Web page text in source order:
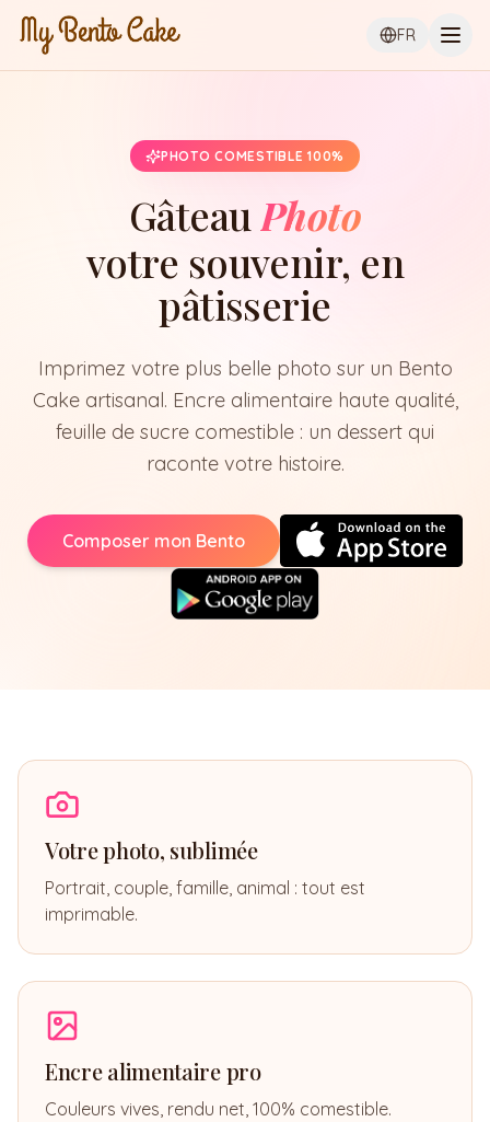
FR
PHOTO COMESTIBLE 100%
Gâteau Photo
votre souvenir, en
pâtisserie
Imprimez votre plus belle photo sur un Bento
Cake artisanal. Encre alimentaire haute qualité,
feuille de sucre comestible : un dessert qui
raconte votre histoire.
Composer mon Bento
Votre photo, sublimée
Portrait, couple, famille, animal : tout est
imprimable.
Encre alimentaire pro
Couleurs vives, rendu net, 100% comestible.